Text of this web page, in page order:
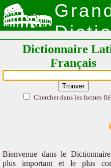
Latin
Dictionnaire
Français
Chercher dans les formes
Bienvenue dans le
plus important et le plus